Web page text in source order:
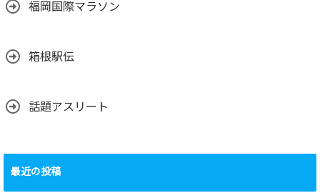
福岡国際マラソン
箱根駅伝
話題アスリート
最近の投稿